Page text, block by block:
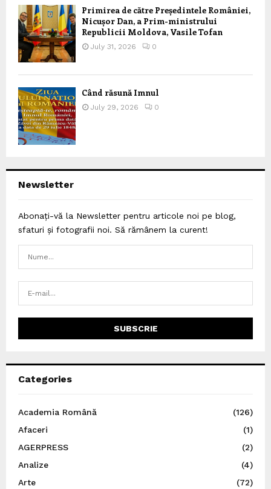
Primirea de către Președintele României,
Nicușor Dan, a Prim-ministrului
Republicii Moldova, Vasile Tofan
July 31, 2026 0
Când răsună Imnul
July 29, 2026 0
Newsletter
Abonați-vă la Newsletter pentru articole noi pe blog,
sfaturi și fotografii noi. Să rămânem la curent!
Categories
Academia Română
(126)
Afaceri
(1)
AGERPRESS
(2)
Analize
(4)
Arte
(72)